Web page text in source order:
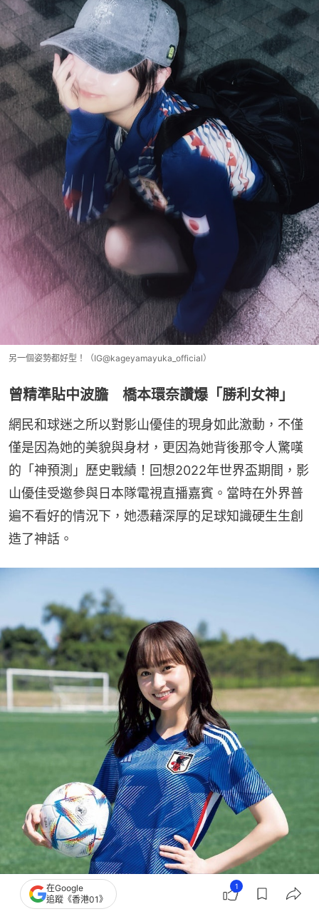
另一個姿勢都好型！（IG@kageyamayuka_official）
曾精準貼中波膽 橋本環奈讚爆「勝利女神」
網民和球迷之所以對影山優佳的現身如此激動，不僅
僅是因為她的美貌與身材，更因為她背後那令人驚嘆
的「神預測」歷史戰績！回想2022年世界盃期間，影
山優佳受邀參與日本隊電視直播嘉賓。當時在外界普
遍不看好的情況下，她憑藉深厚的足球知識硬生生創
造了神話。
在Google
追蹤《香港01》
1